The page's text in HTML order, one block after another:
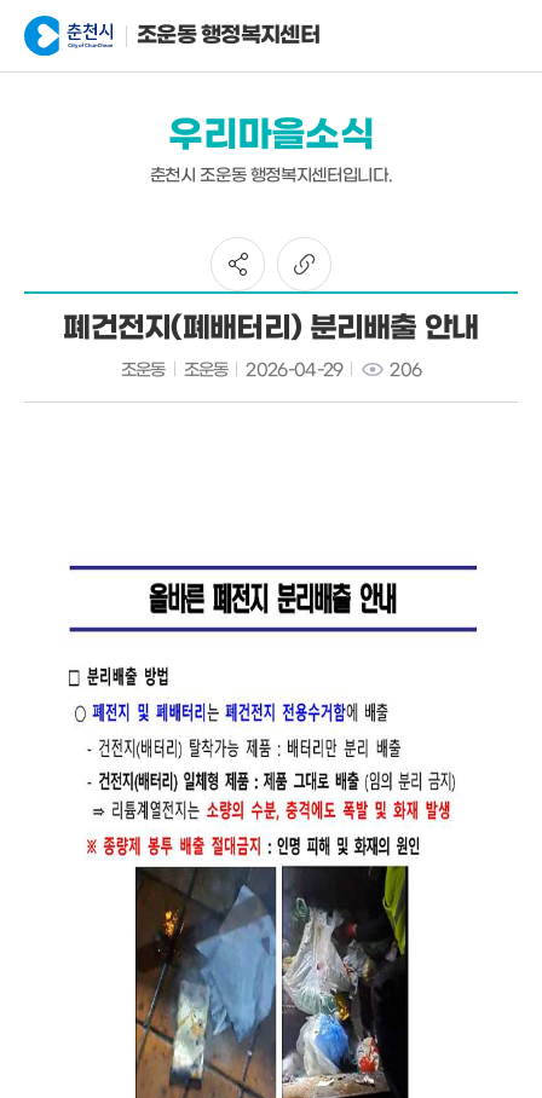
조운동 행정복지센터
우리마을소식
춘천시 조운동 행정복지센터입니다.
폐건전지(폐배터리) 분리배출 안내
조운동 조운동 2026-04-29 206